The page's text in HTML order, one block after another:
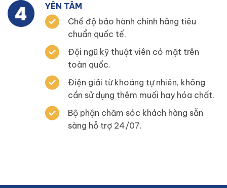
YÊN TÂM
Chế độ bảo hành chính hãng tiêu
chuẩn quốc tế.
Đội ngũ kỹ thuật viên có mặt trên
toàn quốc.
Điện giải từ khoáng tự nhiên, không
cần sử dụng thêm muối hay hóa chất.
Bộ phận chăm sóc khách hàng sẵn
sàng hỗ trợ 24/07.